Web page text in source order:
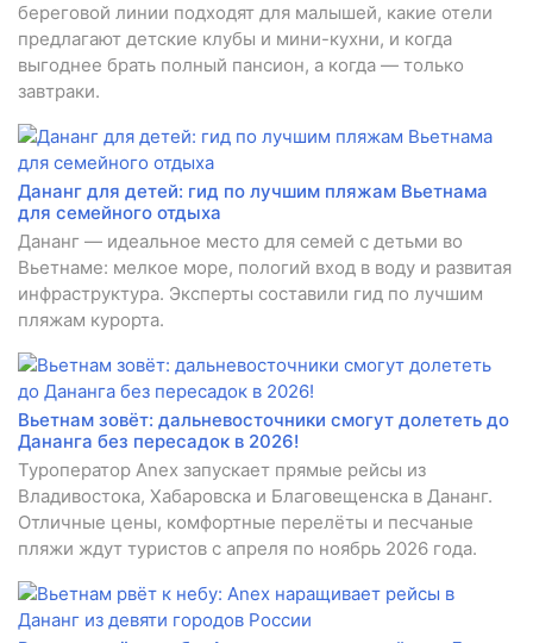
береговой линии подходят для малышей, какие отели
предлагают детские клубы и мини-кухни, и когда
выгоднее брать полный пансион, а когда — только
завтраки.
Дананг для детей: гид по лучшим пляжам Вьетнама
для семейного отдыха
Дананг — идеальное место для семей с детьми во
Вьетнаме: мелкое море, пологий вход в воду и развитая
инфраструктура. Эксперты составили гид по лучшим
пляжам курорта.
Вьетнам зовёт: дальневосточники смогут долететь до
Дананга без пересадок в 2026!
Туроператор Anex запускает прямые рейсы из
Владивостока, Хабаровска и Благовещенска в Дананг.
Отличные цены, комфортные перелёты и песчаные
пляжи ждут туристов с апреля по ноябрь 2026 года.